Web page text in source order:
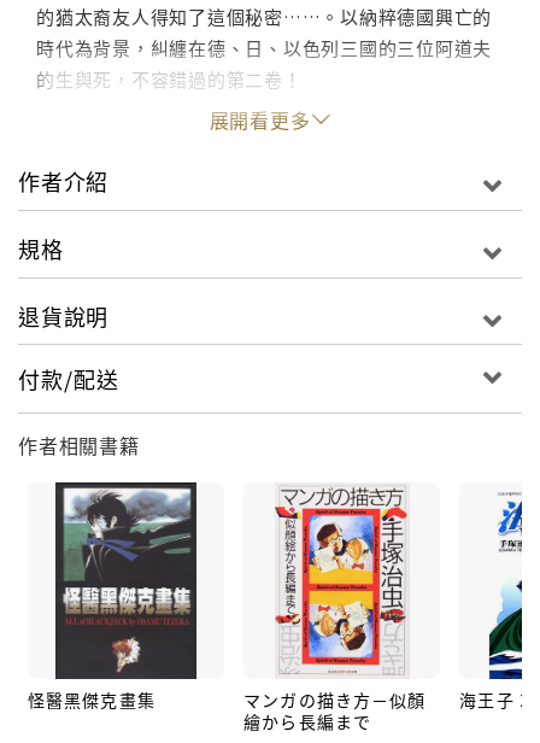
的猶太裔友人得知了這個秘密……。以納粹德國興亡的
時代為背景，糾纏在德、日、以色列三國的三位阿道夫
的生與死，不容錯過的第二卷！
展開看更多
作者介紹
規格
退貨說明
付款/配送
作者相關書籍
怪醫黑傑克畫集
マンガの描き方－似顏
繪から長編まで
海王子 2